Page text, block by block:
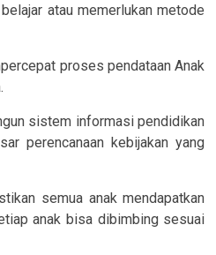
atau memerlukan metode
proses pendataan Anak
sistem informasi pendidikan
perencanaan kebijakan yang
semua anak mendapatkan
anak bisa dibimbing sesuai